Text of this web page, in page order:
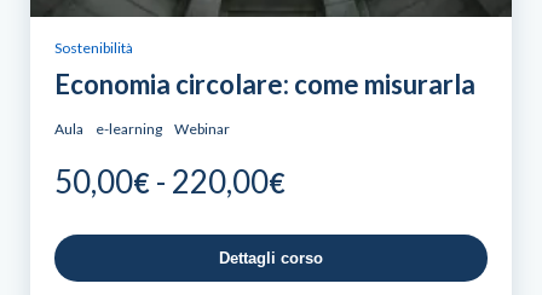
Sostenibilità
Economia circolare: come misurarla
Aula e-learning Webinar
50,00€ - 220,00€Fascia
prezzo:
da
Dettagli corso